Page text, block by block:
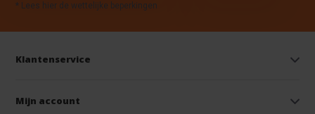
* Lees hier de wettelijke beperkingen
Klantenservice
Mijn account